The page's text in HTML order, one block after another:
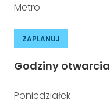
Metro
ZAPLANUJ
Godziny otwarcia
Poniedziałek